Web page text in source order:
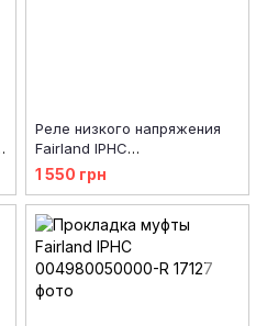
Реле низкого напряжения
Fairland IPHC
040050600000-R
1 550 грн